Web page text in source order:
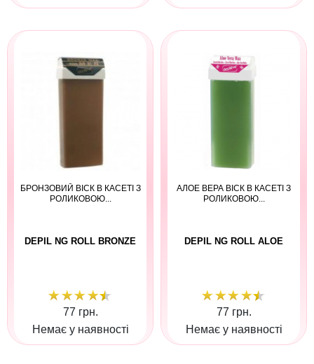
БРОНЗОВИЙ ВІСК В КАСЕТІ З
РОЛИКОВОЮ...
DEPIL NG ROLL BRONZE
77 грн.
Немає у наявності
АЛОЕ ВЕРА ВІСК В КАСЕТІ З
РОЛИКОВОЮ...
DEPIL NG ROLL ALOE
77 грн.
Немає у наявності